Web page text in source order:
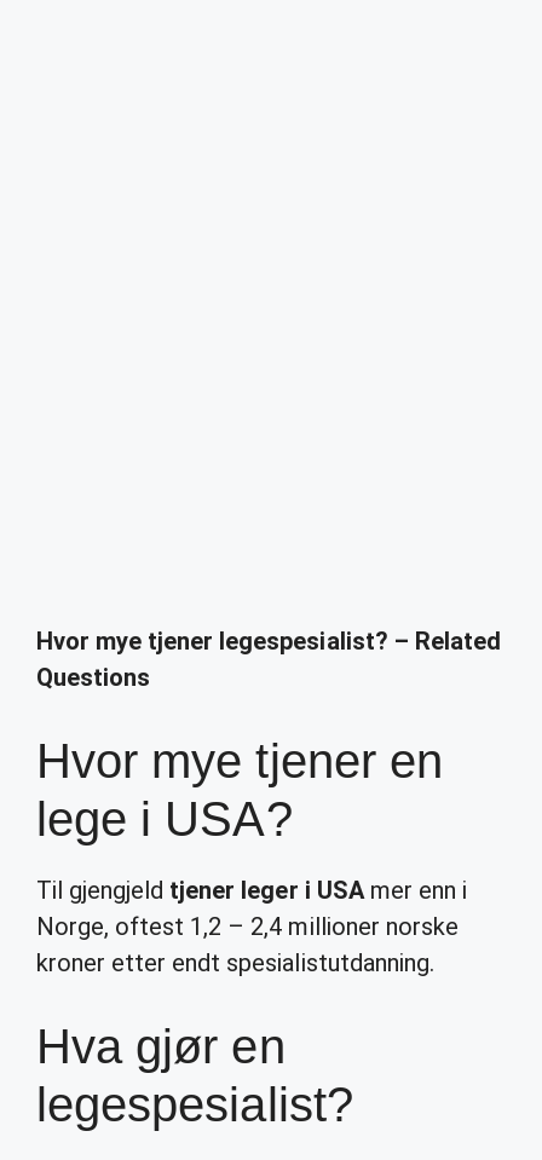
Hvor mye tjener legespesialist? – Related
Questions
Hvor mye tjener en
lege i USA?
Til gjengjeld tjener leger i USAmer enn i
Norge, oftest 1,2 – 2,4 millioner norske
kroner etter endt spesialistutdanning.
Hva gjør en
legespesialist?